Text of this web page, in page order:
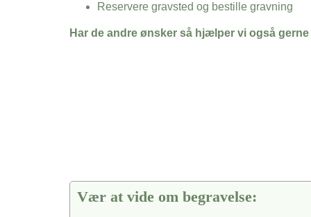
Reservere gravsted og bestille gravning
Har de andre ønsker så hjælper vi også gerne
Vær at vide om begravelse: